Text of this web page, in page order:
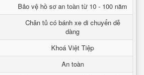
Bảo vệ hồ sơ an toàn từ 10 - 100 năm
Chân tủ có bánh xe di chuyển dễ
dàng
Khoá Việt Tiệp
An toàn